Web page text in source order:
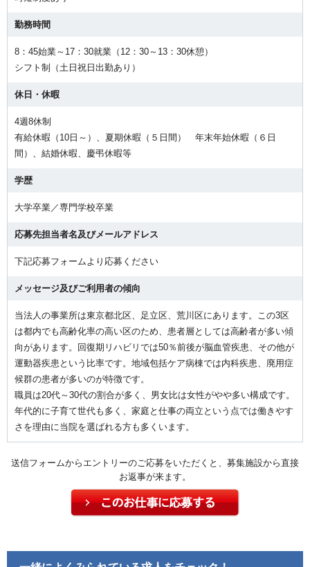
勤務時間
8：45始業～17：30就業（12：30～13：30休憩）
シフト制（土日祝日出勤あり）
休日・休暇
4週8休制
有給休暇（10日～）、夏期休暇（５日間） 年末年始休暇（６日
間）、結婚休暇、慶弔休暇等
学歴
大学卒業／専門学校卒業
応募先担当者名及びメールアドレス
下記応募フォームより応募ください
メッセージ及びご利用者の傾向
当法人の事業所は東京都北区、足立区、荒川区にあります。この3区
は都内でも高齢化率の高い区のため、患者層としては高齢者が多い傾
向があります。回復期リハビリでは50％前後が脳血管疾患、その他が
運動器疾患という比率です。地域包括ケア病棟では内科疾患、廃用症
候群の患者が多いのが特徴です。
職員は20代～30代の割合が多く、男女比は女性がやや多い構成です。
年代的に子育て世代も多く、家庭と仕事の両立という点では働きやす
さを理由に当院を選ばれる方も多くいます。
送信フォームからエントリーのご応募をいただくと、募集施設から直接
お返事が来ます。